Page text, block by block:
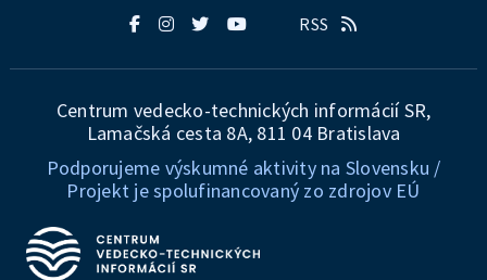
RSS
Centrum vedecko-technických informácií SR,
Lamačská cesta 8A, 811 04 Bratislava
Podporujeme výskumné aktivity na Slovensku /
Projekt je spolufinancovaný zo zdrojov EÚ